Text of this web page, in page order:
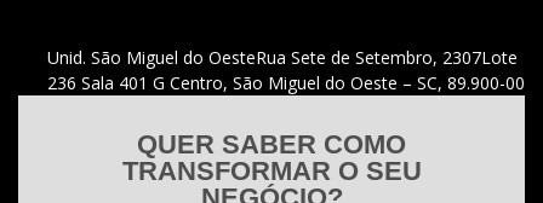
Unid. São Miguel do OesteRua Sete de Setembro, 2307Lote
236 Sala 401 G Centro, São Miguel do Oeste – SC, 89.900-00
QUER SABER COMO
TRANSFORMAR O SEU